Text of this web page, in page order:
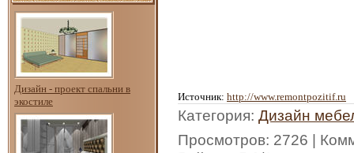
Дизайн - проект спальни в
экостиле
Источник: http://www.remontpozitif.ru
Категория: Дизайн
Просмотров: 2726 |